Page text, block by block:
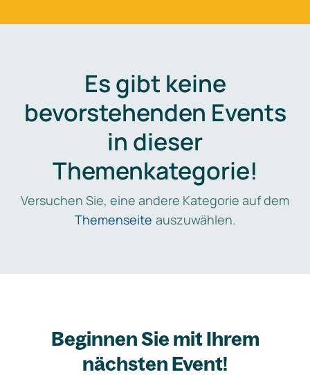
Es gibt keine
bevorstehenden Events
in dieser
Themenkategorie!
Versuchen Sie, eine andere Kategorie auf dem
Themenseite auszuwählen.
Beginnen Sie mit Ihrem
nächsten Event!